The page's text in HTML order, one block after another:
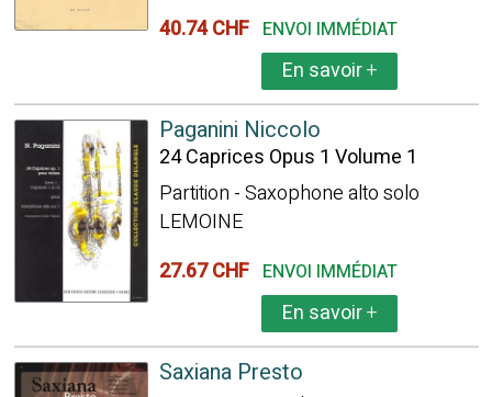
40.74 CHF ENVOI IMMÉDIAT
En savoir+
Paganini Niccolo
24 Caprices Opus 1 Volume 1
Partition - Saxophone alto solo
LEMOINE
27.67 CHF ENVOI IMMÉDIAT
En savoir+
Saxiana Presto